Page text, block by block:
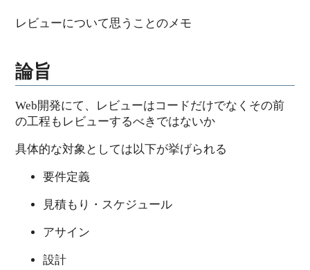
レビューについて思うことのメモ
論旨
Web開発にて、レビューはコードだけでなくその前
の工程もレビューするべきではないか
具体的な対象としては以下が挙げられる
要件定義
見積もり・スケジュール
アサイン
設計